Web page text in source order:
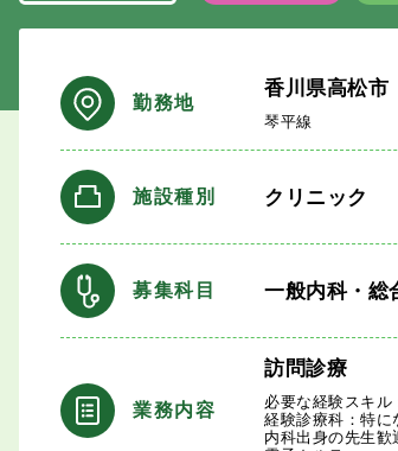
勤務地
香川県高松市
琴平線
施設種別 クリニック
募集科目 一般内科・総
業務内容
訪問診療
必要な経験スキ
経験診療科：特に
内科出身の先生歓